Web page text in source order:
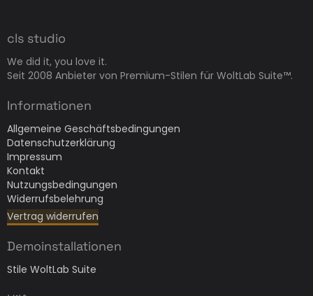
cls studio
We did it, you love it.
Seit 2008 Anbieter von Premium-Stilen für WoltLab Suite™.
Informationen
Allgemeine Geschäftsbedingungen
Datenschutzerklärung
Impressum
Kontakt
Nutzungsbedingungen
Widerrufsbelehrung
Vertrag widerrufen
Demoinstallationen
Stile WoltLab Suite